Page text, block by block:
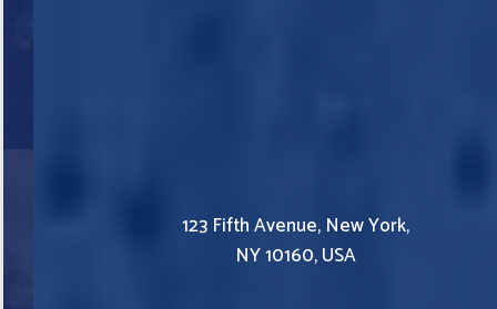
123 Fifth Avenue, New York,
NY 10160, USA